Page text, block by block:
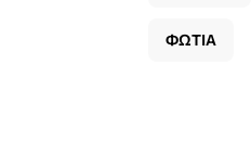
ΦΩΤΙΑ